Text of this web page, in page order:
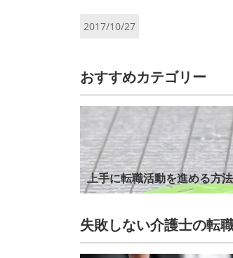
2017/10/27
おすすめカテゴリー
上手に転職活動を進める方法
失敗しない介護士の転